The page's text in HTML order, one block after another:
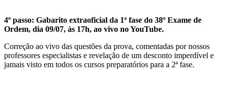
4º passo: Gabarito extraoficial da 1ª fase do 38º Exame de
Ordem, dia 09/07, às 17h, ao vivo no YouTube.
Correção ao vivo das questões da prova, comentadas por nossos
professores especialistas e revelação de um desconto imperdível e
jamais visto em todos os cursos preparatórios para a 2ª fase.